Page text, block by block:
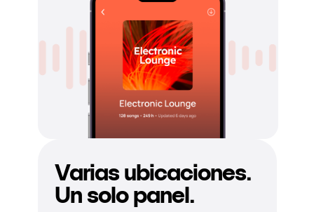
Varias ubicaciones.
Un solo panel.